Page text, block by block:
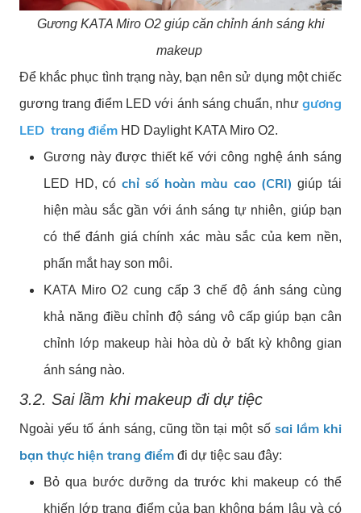
Gương KATA Miro O2 giúp căn chỉnh ánh sáng khi
makeup
Để khắc phục tình trạng này, bạn nên sử dụng một chiếc
gương trang điểm LED với ánh sáng chuẩn, như gương
LED trang điểm HD Daylight KATA Miro O2.
Gương này được thiết kế với công nghệ ánh sáng
LED HD, cóchỉ số hoàn màu cao (CRI) giúp tái
hiện màu sắc gần với ánh sáng tự nhiên, giúp bạn
có thể đánh giá chính xác màu sắc của kem nền,
phấn mắt hay son môi.
KATA Miro O2 cung cấp 3 chế độ ánh sáng cùng
khả năng điều chỉnh độ sáng vô cấp giúp bạn cân
chỉnh lớp makeup hài hòa dù ở bất kỳ không gian
ánh sáng nào.
3.2. Sai lầm khi makeup đi dự tiệc
Ngoài yếu tố ánh sáng, cũng tồn tại một số sai lầm khi
bạn thực hiện trang điểm đi dự tiệc sau đây:
Bỏ qua bước dưỡng da trước khi makeup có thể
khiến lớp trang điểm của bạn không bám lâu và có